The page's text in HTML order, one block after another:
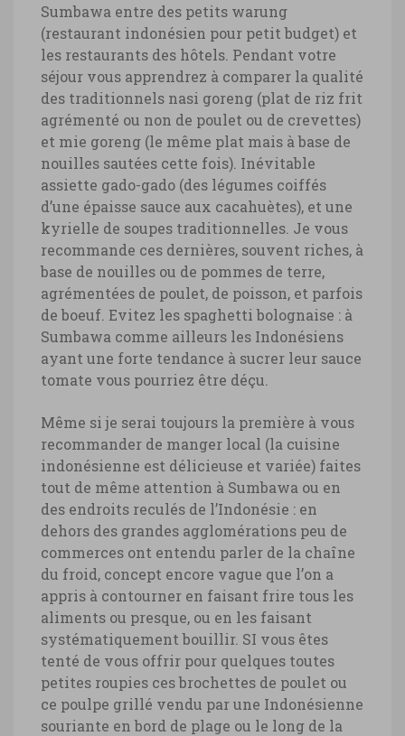
Sumbawa entre des petits warung
(restaurant indonésien pour petit budget) et
les restaurants des hôtels. Pendant votre
séjour vous apprendrez à comparer la qualité
des traditionnels nasi goreng (plat de riz frit
agrémenté ou non de poulet ou de crevettes)
et mie goreng (le même plat mais à base de
nouilles sautées cette fois). Inévitable
assiette gado-gado (des légumes coiffés
d’une épaisse sauce aux cacahuètes), et une
kyrielle de soupes traditionnelles. Je vous
recommande ces dernières, souvent riches, à
base de nouilles ou de pommes de terre,
agrémentées de poulet, de poisson, et parfois
de boeuf. Evitez les spaghetti bolognaise : à
Sumbawa comme ailleurs les Indonésiens
ayant une forte tendance à sucrer leur sauce
tomate vous pourriez être déçu.
Même si je serai toujours la première à vous
recommander de manger local (la cuisine
indonésienne est délicieuse et variée) faites
tout de même attention à Sumbawa ou en
des endroits reculés de l’Indonésie : en
dehors des grandes agglomérations peu de
commerces ont entendu parler de la chaîne
du froid, concept encore vague que l’on a
appris à contourner en faisant frire tous les
aliments ou presque, ou en les faisant
systématiquement bouillir. SI vous êtes
tenté de vous offrir pour quelques toutes
petites roupies ces brochettes de poulet ou
ce poulpe grillé vendu par une Indonésienne
souriante en bord de plage ou le long de la